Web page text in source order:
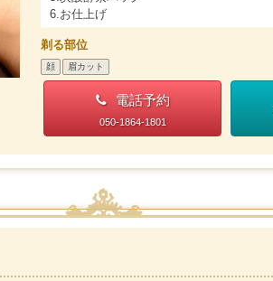
6.お仕上げ
剃る部位
顔 眉カット
電話予約
050-1864-1801